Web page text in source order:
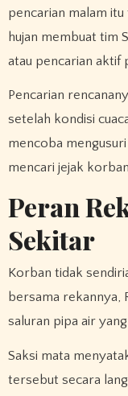
pencarian malam
hujan membuat tim
atau pencarian aktif
Pencarian
setelah kondisi
mencoba
mencari jejak
Peran
Sekitar
Korban tidak
bersama rekannya,
saluran pipa air
Saksi mata
tersebut secara